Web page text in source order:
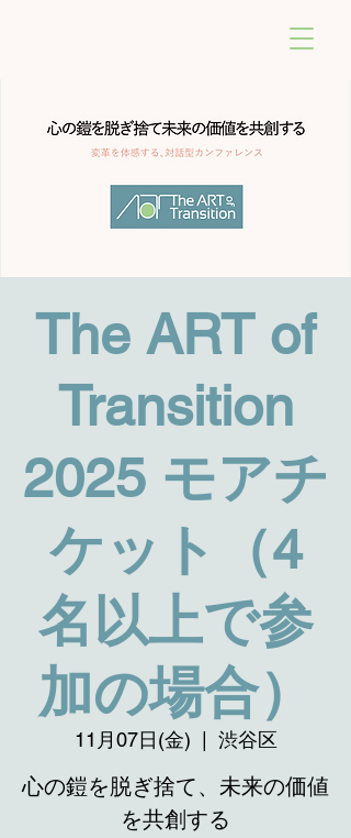
The ART of
Transition
2025 モアチ
ケット（4
名以上で参
加の場合）
11月07日(金) 渋谷区
心の鎧を脱ぎ捨て、未来の価値
を共創する